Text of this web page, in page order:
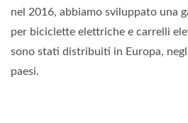
nel 2016, abbiamo sviluppato una
per biciclette elettriche e carrelli
sono stati distribuiti in Europa,
paesi.